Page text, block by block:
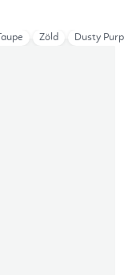
Taupe Zöld Dusty